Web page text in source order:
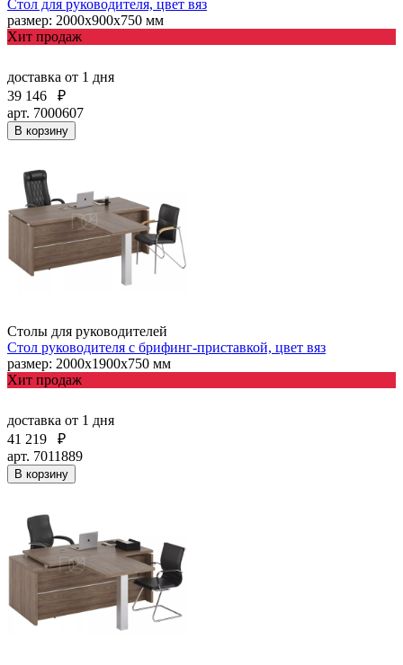
Стол для руководителя, цвет вяз
размер: 2000х900х750 мм
Хит продаж
доставка от 1 дня
39 146
₽
арт. 7000607
В корзину
Столы для руководителей
Стол руководителя с брифинг-приставкой, цвет вяз
размер: 2000х1900х750 мм
Хит продаж
доставка от 1 дня
41 219
₽
арт. 7011889
В корзину